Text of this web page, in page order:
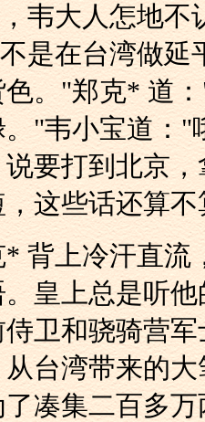
韦大人怎地不
是在台湾做
。"郑克* 道
"韦小宝道："
要打到北京
这些话还算
冷汗直流，
皇上总是听
卫和骁骑营
从台湾带来的
凑集二百多